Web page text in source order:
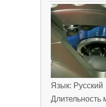
Язык: Русский
Длительность